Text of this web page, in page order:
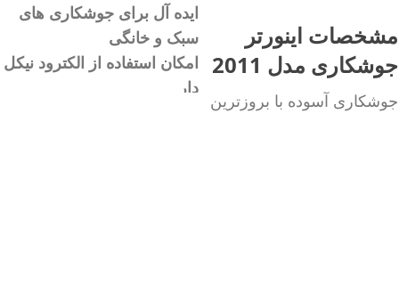
مشخصات اینورتر
جوشکاری مدل 2011
جوشکاری آسوده با بروزترین
ایده آل برای جوشکاری های
سبک و خانگی
امکان استفاده از الکترود نیکل
دار